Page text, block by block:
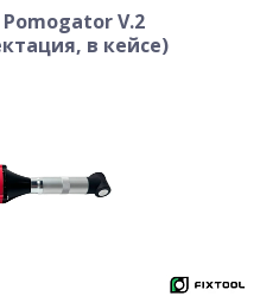
Pomogator V.2
в кейсе)